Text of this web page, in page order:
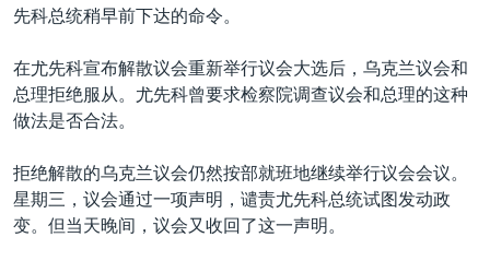
全球议题
环境
美国建国250周年
美国之音专访
重要讲话与声明
台海两岸关系
南中国海争端
其他语言网站
先科总统稍早前下达的命令。
在尤先科宣布解散议会重新举行议会大选后，乌克兰议会和
总理拒绝服从。尤先科曾要求检察院调查议会和总理的这种
做法是否合法。
拒绝解散的乌克兰议会仍然按部就班地继续举行议会会议。
星期三，议会通过一项声明，谴责尤先科总统试图发动政
变。但当天晚间，议会又收回了这一声明。